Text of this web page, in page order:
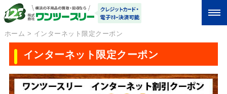
ホーム > インターネット限定クーポン
インターネット限定クーポン